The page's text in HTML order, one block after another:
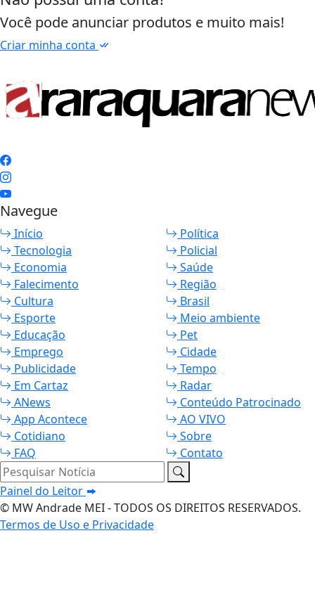
Você pode anunciar produtos e muito mais!
Criar minha conta
Navegue
Início
Política
Tecnologia
Policial
Economia
Saúde
Falecimento
Região
Cultura
Brasil
Esporte
Meio ambiente
Educação
Pet
Emprego
Cidade
Publicidade
Tempo
Em Cartaz
Radar
ANews
Conteúdo Patrocinado
App Acontece
AO VIVO
Cotidiano
Sobre
FAQ
Contato
Pesquisar Notícia
Painel do Leitor
© MW Andrade MEI - TODOS OS DIREITOS RESERVADOS.
Termos de Uso e Privacidade